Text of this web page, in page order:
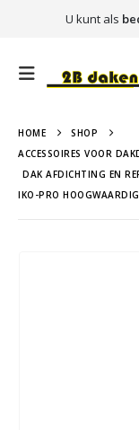
U kunt als
HOME
SHOP
ACCESSOIRES VOOR
DAK AFDICHTING EN
IKO-PRO